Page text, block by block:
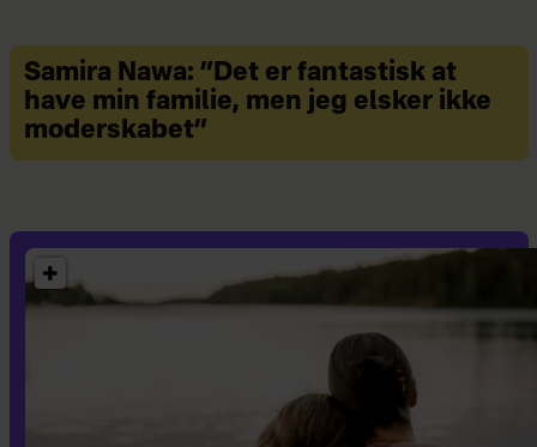
Samira Nawa: ”Det er fantastisk at
have min familie, men jeg elsker ikke
moderskabet”